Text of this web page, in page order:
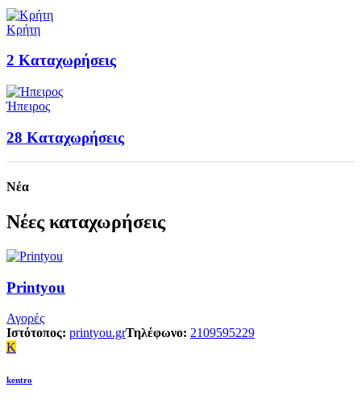
Κρήτη
2 Καταχωρήσεις
Ήπειρος
28 Καταχωρήσεις
Νέα
Νέες καταχωρήσεις
Printyou
Αγορές
Ιστότοπος: printyou.grΤηλέφωνο: 2109595229
K
kentro